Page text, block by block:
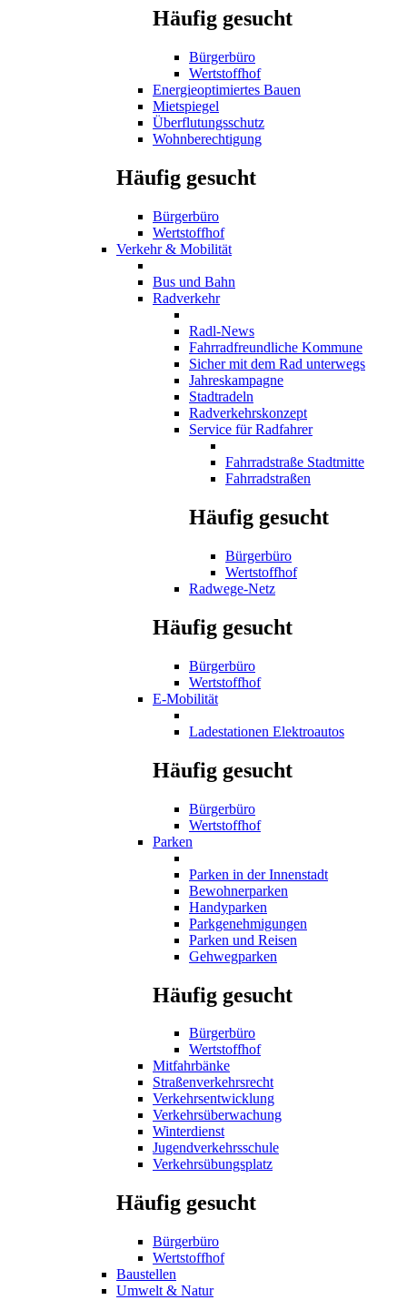
Häufig gesucht
Bürgerbüro
Wertstoffhof
Energieoptimiertes Bauen
Mietspiegel
Überflutungsschutz
Wohnberechtigung
Häufig gesucht
Bürgerbüro
Wertstoffhof
Verkehr & Mobilität
Bus und Bahn
Radverkehr
Radl-News
Fahrradfreundliche Kommune
Sicher mit dem Rad unterwegs
Jahreskampagne
Stadtradeln
Radverkehrskonzept
Service für Radfahrer
Fahrradstraße Stadtmitte
Fahrradstraßen
Häufig gesucht
Bürgerbüro
Wertstoffhof
Radwege-Netz
Häufig gesucht
Bürgerbüro
Wertstoffhof
E-Mobilität
Ladestationen Elektroautos
Häufig gesucht
Bürgerbüro
Wertstoffhof
Parken
Parken in der Innenstadt
Bewohnerparken
Handyparken
Parkgenehmigungen
Parken und Reisen
Gehwegparken
Häufig gesucht
Bürgerbüro
Wertstoffhof
Mitfahrbänke
Straßenverkehrsrecht
Verkehrsentwicklung
Verkehrsüberwachung
Winterdienst
Jugendverkehrsschule
Verkehrsübungsplatz
Häufig gesucht
Bürgerbüro
Wertstoffhof
Baustellen
Umwelt & Natur